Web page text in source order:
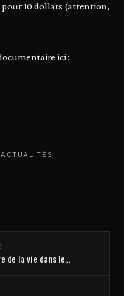
10 dollars (attention,
ici :
de la vie dans le…